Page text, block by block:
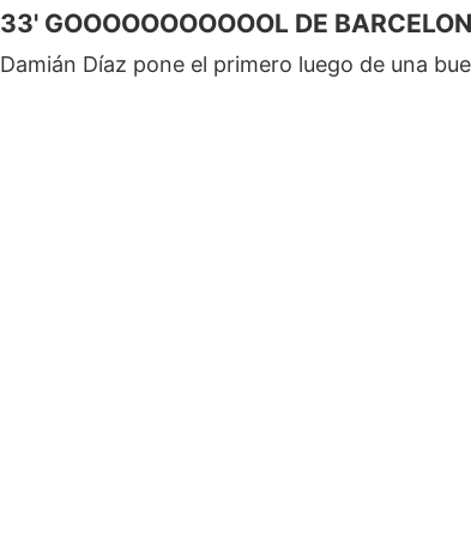
33' GOOOOOOOOOOOL DE
Damián Díaz pone el primero luego de una